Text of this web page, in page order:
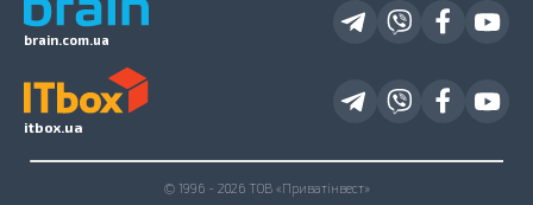
brain.com.ua
itbox.ua
© 1996 - 2026 ТОВ «Приватінвест»